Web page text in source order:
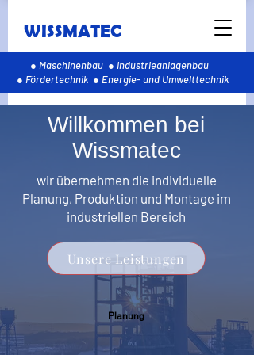
● Maschinenbau ● Industrieanlagenbau
● Fördertechnik ● Energie- und Umwelttechnik
WISSMATEC
Willkommen bei
Wissmatec
wir übernehmen die individuelle
Planung, Produktion und Montage im
industriellen Bereich
Unsere Leistungen
Planung